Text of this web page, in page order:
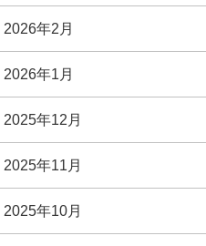
2026年2月
2026年1月
2025年12月
2025年11月
2025年10月